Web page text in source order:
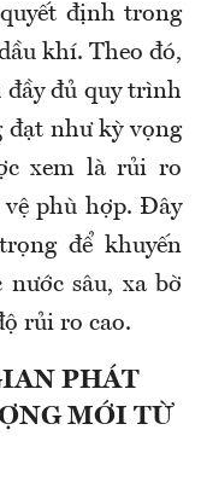
định trong
khí. Theo đó,
đầy đủ quy trình
đạt như kỳ vọng
xem là rủi ro
vệ phù hợp. Đây
để khuyến
sâu, xa bờ
rủi ro cao.
PHÁT
MỚI TỪ